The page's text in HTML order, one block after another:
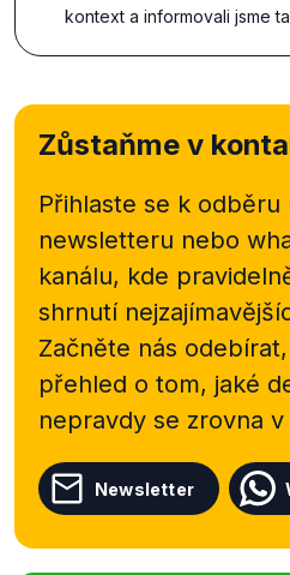
kontext a informovali jsme
Zůstaňme v
Přihlaste se k odběru
newsletteru nebo
kanálu, kde
shrnutí
Začněte nás
přehled o tom, jaké
nepravdy se zrovna
Newsletter